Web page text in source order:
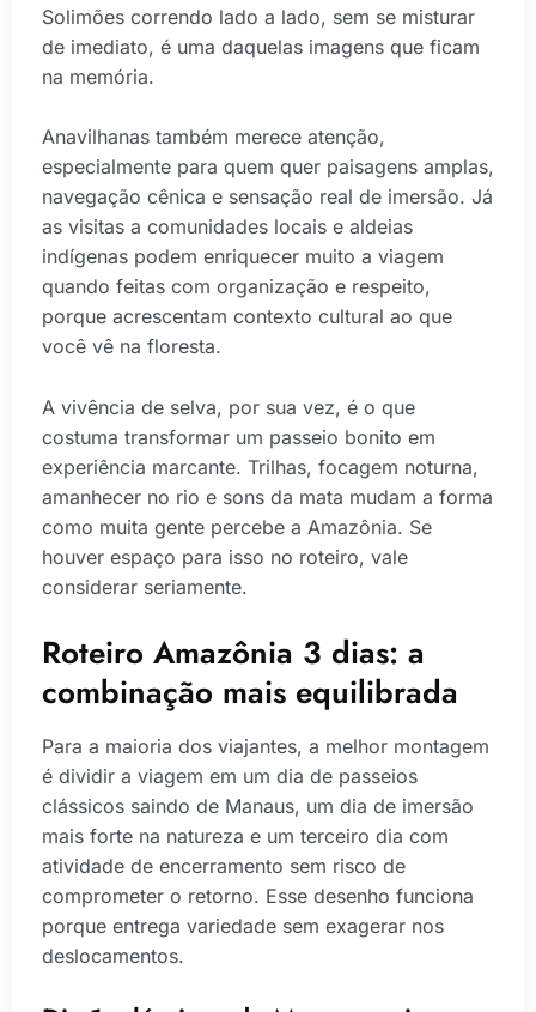
Solimões correndo lado a lado, sem se misturar
de imediato, é uma daquelas imagens que ficam
na memória.
Anavilhanas também merece atenção,
especialmente para quem quer paisagens amplas,
navegação cênica e sensação real de imersão. Já
as visitas a comunidades locais e aldeias
indígenas podem enriquecer muito a viagem
quando feitas com organização e respeito,
porque acrescentam contexto cultural ao que
você vê na floresta.
A vivência de selva, por sua vez, é o que
costuma transformar um passeio bonito em
experiência marcante. Trilhas, focagem noturna,
amanhecer no rio e sons da mata mudam a forma
como muita gente percebe a Amazônia. Se
houver espaço para isso no roteiro, vale
considerar seriamente.
Roteiro Amazônia 3 dias: a
combinação mais equilibrada
Para a maioria dos viajantes, a melhor montagem
é dividir a viagem em um dia de passeios
clássicos saindo de Manaus, um dia de imersão
mais forte na natureza e um terceiro dia com
atividade de encerramento sem risco de
comprometer o retorno. Esse desenho funciona
porque entrega variedade sem exagerar nos
deslocamentos.